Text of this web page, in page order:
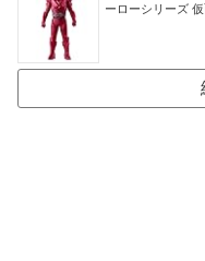
ーローシリーズ